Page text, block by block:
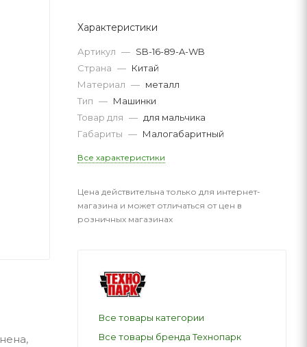
Характеристики
Артикул — SB-16-89-A-WB
Страна — Китай
Материал — металл
Тип — Машинки
Товар для — для мальчика
Габариты — Малогабаритный
Все характеристики
Цена действительна только для интернет-
магазина и может отличаться от цен в
розничных магазинах
Все товары категории
Все товары бренда Технопарк